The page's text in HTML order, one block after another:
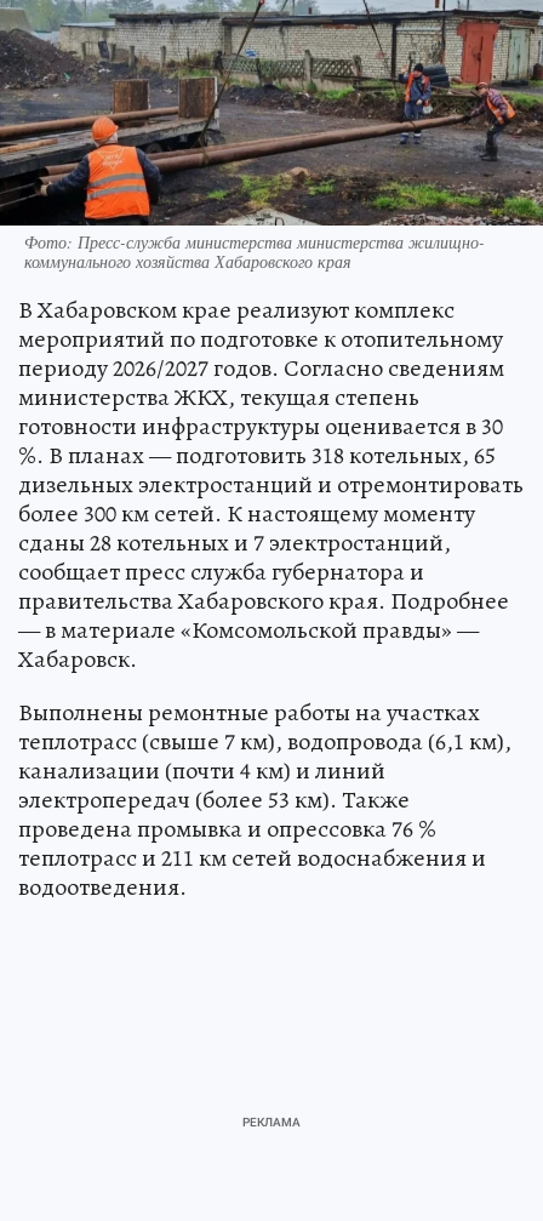
Фото: Пресс-служба министерства министерства жилищно-
коммунального хозяйства Хабаровского края
В Хабаровском крае реализуют комплекс
мероприятий по подготовке к отопительному
периоду 2026/2027 годов. Согласно сведениям
министерства ЖКХ, текущая степень
готовности инфраструктуры оценивается в 30
%. В планах — подготовить 318 котельных, 65
дизельных электростанций и отремонтировать
более 300 км сетей. К настоящему моменту
сданы 28 котельных и 7 электростанций,
сообщает пресс служба губернатора и
правительства Хабаровского края. Подробнее
— в материале «Комсомольской правды» —
Хабаровск.
Выполнены ремонтные работы на участках
теплотрасс (свыше 7 км), водопровода (6,1 км),
канализации (почти 4 км) и линий
электропередач (более 53 км). Также
проведена промывка и опрессовка 76 %
теплотрасс и 211 км сетей водоснабжения и
водоотведения.